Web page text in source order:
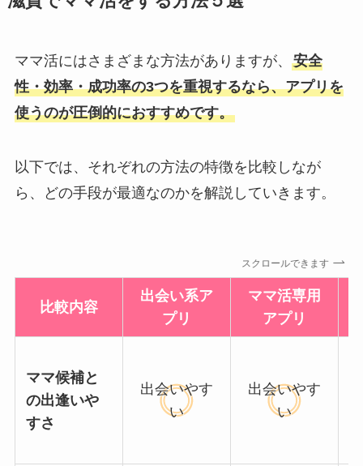
ママ活にはさまざまな方法がありますが、 安全
性・効率・成功率の3つを重視するなら、アプリを
使うのが圧倒的におすすめです。
以下では、それぞれの方法の特徴を比較しなが
ら、どの手段が最適なのかを解説していきます。
スクロールできます
比較内容
出会い系ア
プリ
ママ活専用
アプリ
ママ候補と
の出逢いや
すさ
出会いやす
い
出会いやす
い